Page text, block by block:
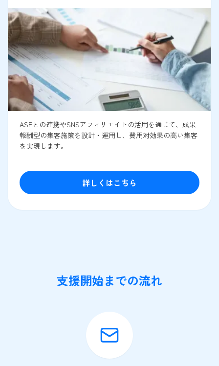
ASPとの連携やSNSアフィリエイトの活用を通じて、成果
報酬型の集客施策を設計・運用し、費用対効果の高い集客
を実現します。
詳しくはこちら
支援開始までの流れ